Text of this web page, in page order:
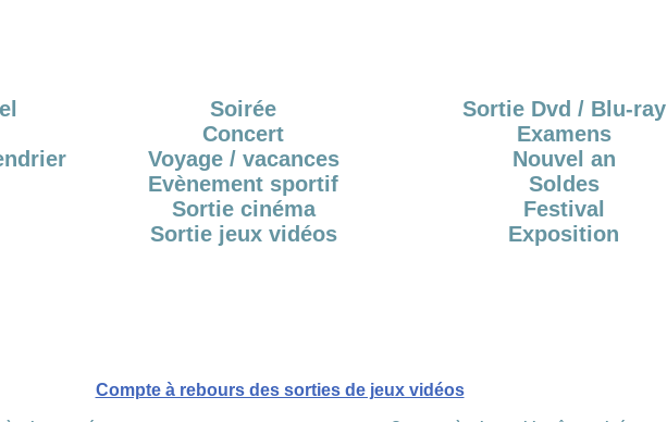
Soirée
Concert
Voyage / vacances
Evènement sportif
Sortie cinéma
Sortie jeux vidéos
Sortie Dvd / Blu-ray
Examens
Nouvel an
Soldes
Festival
Exposition
Compte à rebours des sorties de jeux vidéos